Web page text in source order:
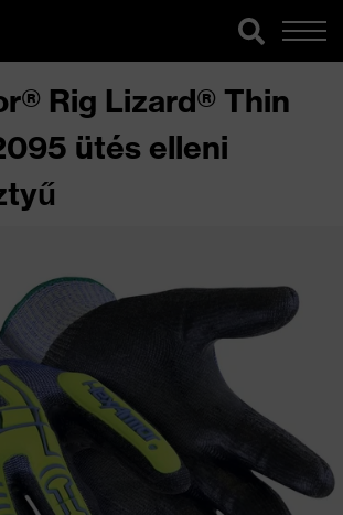
Rig Lizard® Thin
ütés elleni